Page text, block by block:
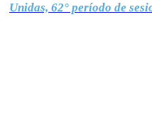
Unidas, 62° período de